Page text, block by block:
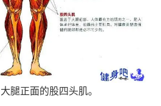
腿正面的股四头肌。